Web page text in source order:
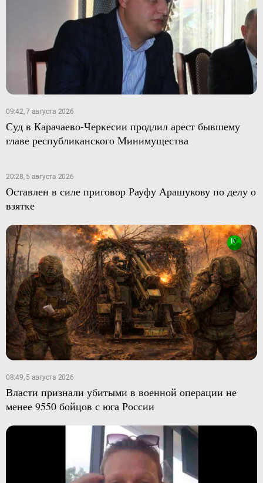
09:42, 7 августа 2026
Суд в Карачаево-Черкесии продлил арест бывшему
главе республиканского Минимущества
20:28, 5 августа 2026
Оставлен в силе приговор Рауфу Арашукову по делу о
взятке
08:49, 5 августа 2026
Власти признали убитыми в военной операции не
менее 9550 бойцов с юга России